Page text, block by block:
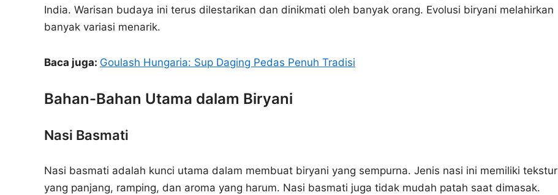
India. Warisan budaya ini terus dilestarikan dan dinikmati oleh banyak orang. Evolusi biryani melahirkan
banyak variasi menarik.
Baca juga: Goulash Hungaria: Sup Daging Pedas Penuh Tradisi
Bahan-Bahan Utama dalam Biryani
Nasi Basmati
Nasi basmati adalah kunci utama dalam membuat biryani yang sempurna. Jenis nasi ini memiliki tekstur
yang panjang, ramping, dan aroma yang harum. Nasi basmati juga tidak mudah patah saat dimasak.